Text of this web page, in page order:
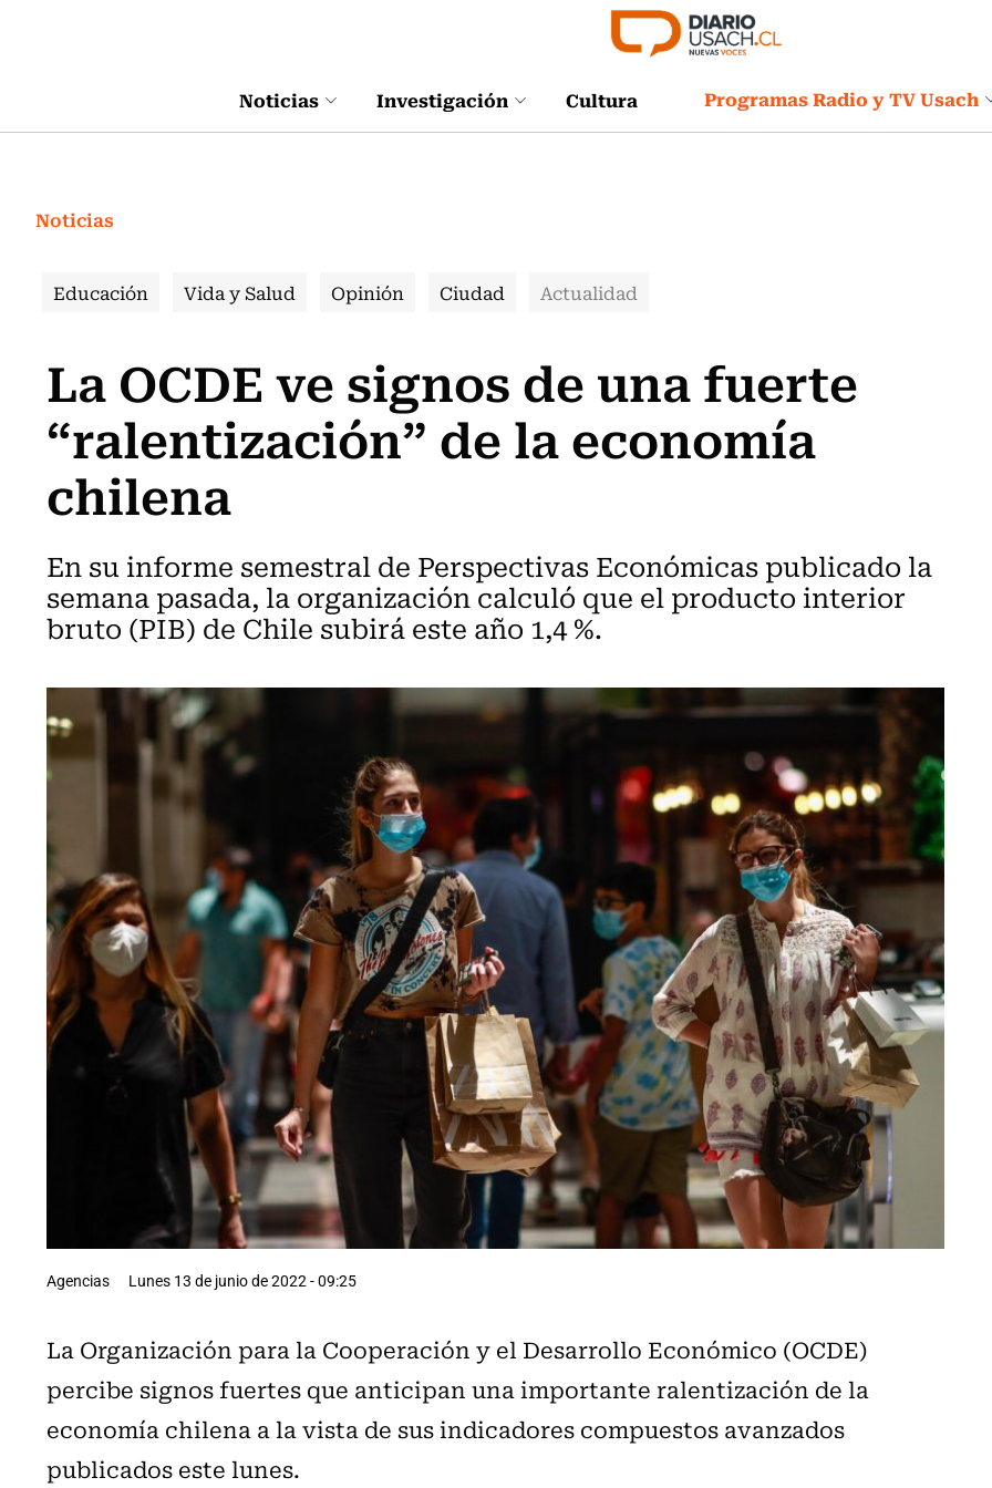
Noticias Investigación Cultura Programas Radio y TV Usach
Noticias
Educación Vida y Salud Opinión Ciudad Actualidad
La OCDE ve signos de una fuerte
“ralentización” de la economía
chilena
En su informe semestral de Perspectivas Económicas publicado la
semana pasada, la organización calculó que el producto interior
bruto (PIB) de Chile subirá este año 1,4 %.
Agencias Lunes 13 de junio de 2022 - 09:25
La Organización para la Cooperación y el Desarrollo Económico (OCDE)
percibe signos fuertes que anticipan una importante ralentización de la
economía chilena a la vista de sus indicadores compuestos avanzados
publicados este lunes.